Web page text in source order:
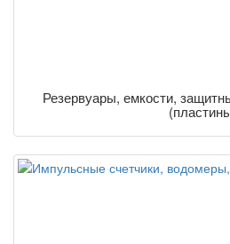
Резервуары, емкости,